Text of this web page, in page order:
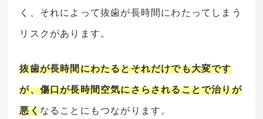
く、それによって抜歯が長時間にわたってしまう
リスクがあります。
抜歯が長時間にわたるとそれだけでも大変です
が、傷口が長時間空気にさらされることで治りが
悪くなることにもつながります。